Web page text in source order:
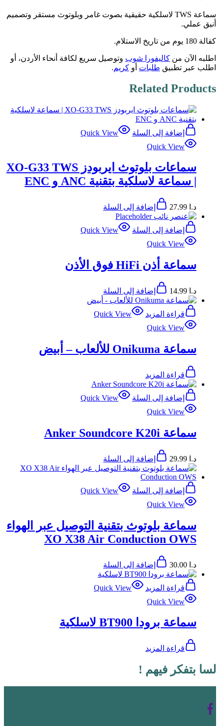
سماعة TWS لاسلكية حقيقية بصوت غامر وبلوتوث مستقر وتصميم
أنيق عملي.
كفالة 180 يوم من تاريخ الاستلام.
اطلبه الآن من كاليفورا شوب وتوصيل سريع لكافة أنحاء الأردن، أو
اطلب عبر تطبيق طلبات أو كريم.
Related Products
إضافة إلى السلة
Quick View
Quick View
سماعات بلوتوث ايربودز XO-G33 TWS
| سماعة لاسلكية بتقنية ANC و ENC
د.ا إضافة إلى السلة
إضافة إلى السلة
Quick View
Quick View
سماعة أذن HiFi فوق الأذن
د.ا إضافة إلى السلة
قراءة المزيد
Quick View
Quick View
سماعة Onikuma للألعاب – أبيض
قراءة المزيد
إضافة إلى السلة
Quick View
Quick View
سماعة Anker Soundcore K20i
د.ا إضافة إلى السلة
إضافة إلى السلة
Quick View
Quick View
سماعة بلوتوث بتقنية التوصيل عبر الهواء
XO X38 Air Conduction OWS
د.ا إضافة إلى السلة
قراءة المزيد
Quick View
Quick View
سماعة برودا BT900 لاسلكية
قراءة المزيد
لسا بتفكر فيهم !